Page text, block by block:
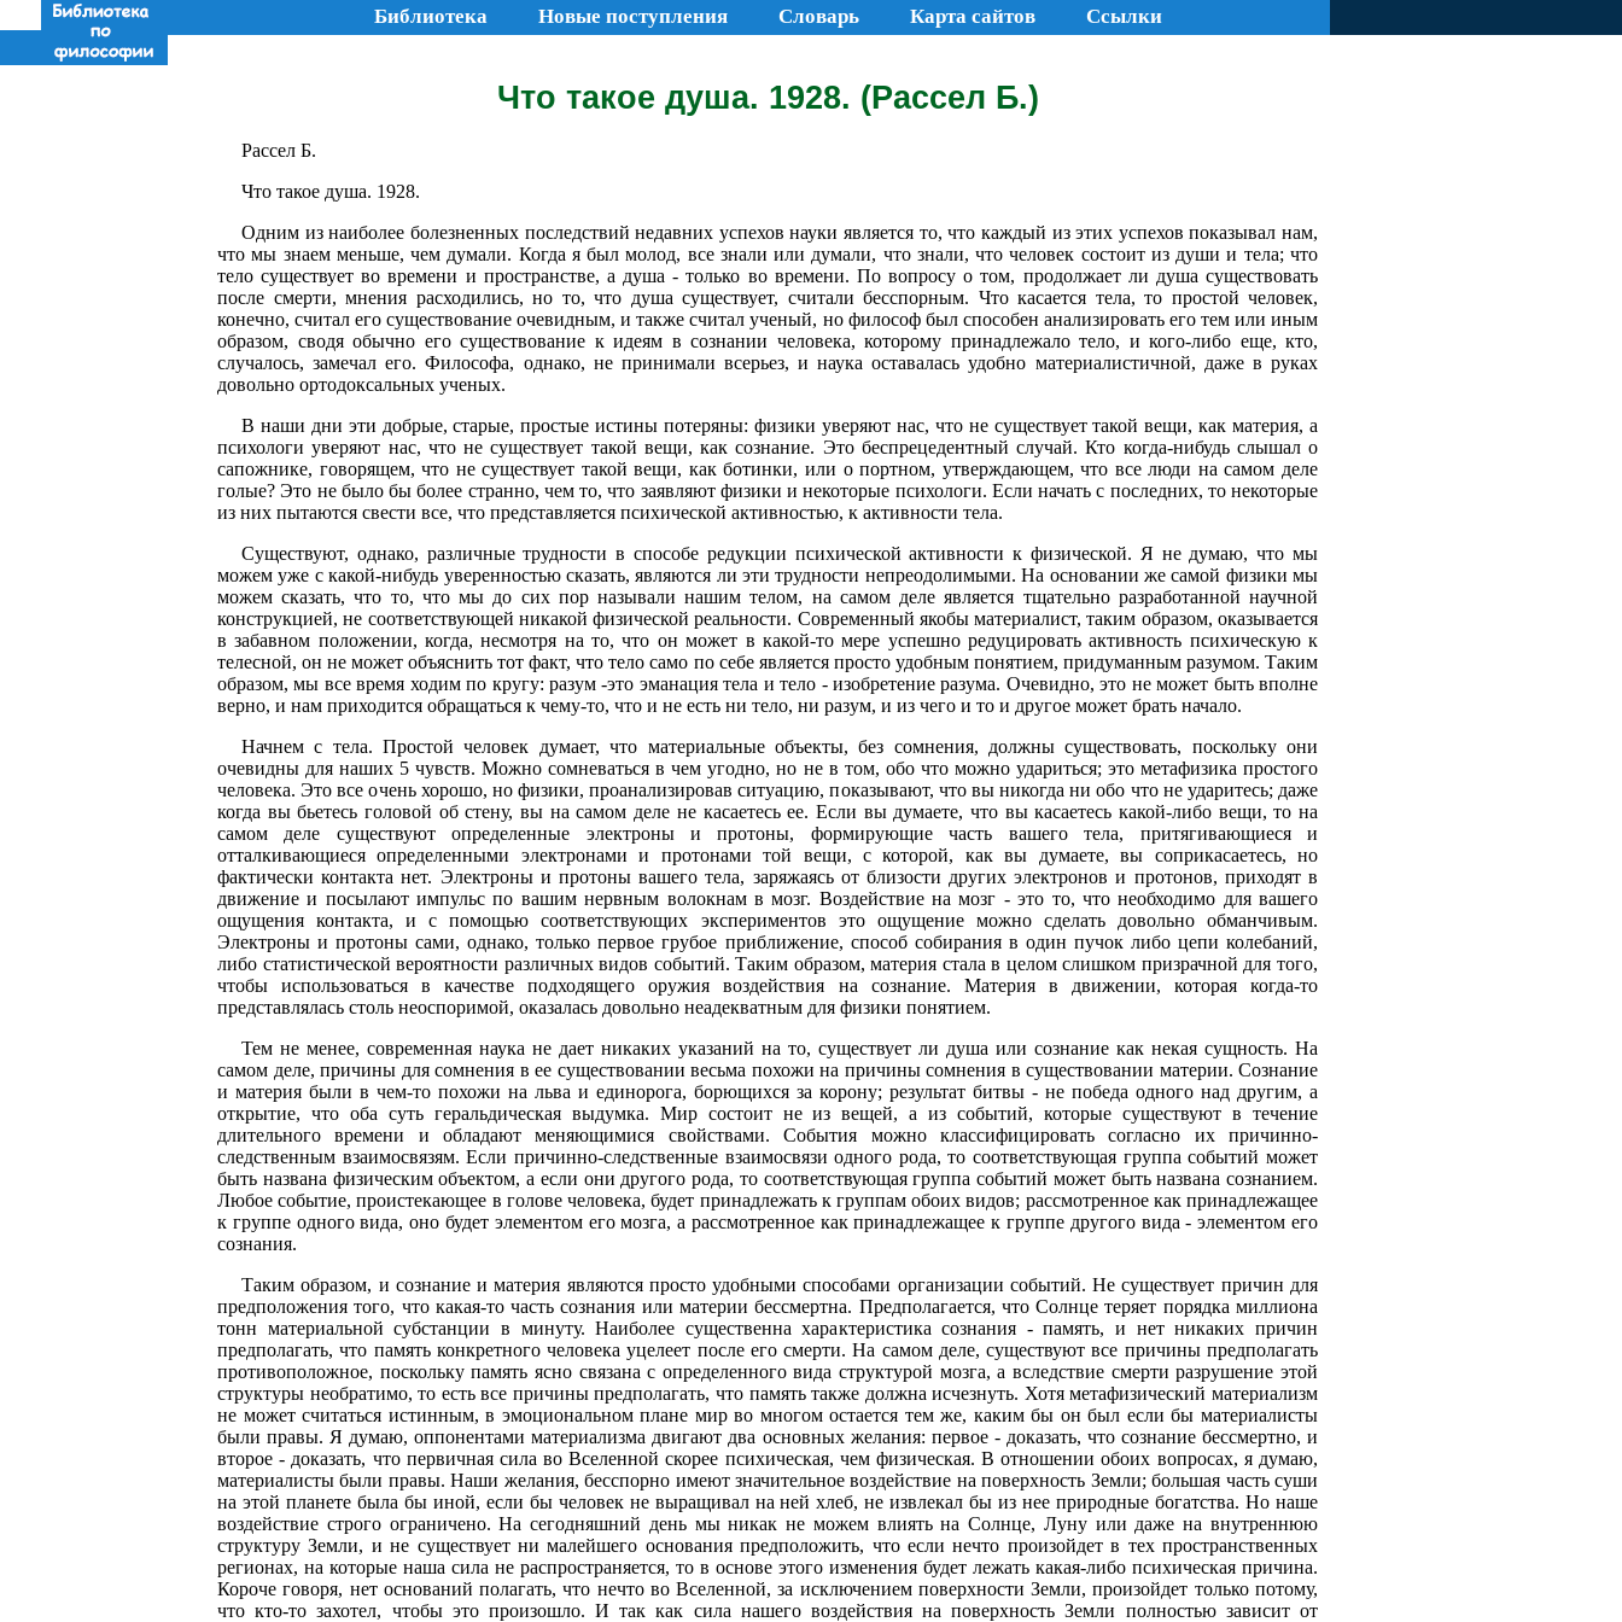
Библиотека Новые поступления Словарь Карта сайтов Ссылки
Что такое душа. 1928. (Рассел Б.)
Рассел Б.
Что такое душа. 1928.
Одним из наиболее болезненных последствий недавних успехов науки является то, что каждый из этих успехов показывал нам,
что мы знаем меньше, чем думали. Когда я был молод, все знали или думали, что знали, что человек состоит из души и тела; что
тело существует во времени и пространстве, а душа - только во времени. По вопросу о том, продолжает ли душа существовать
после смерти, мнения расходились, но то, что душа существует, считали бесспорным. Что касается тела, то простой человек,
конечно, считал его существование очевидным, и также считал ученый, но философ был способен анализировать его тем или иным
образом, сводя обычно его существование к идеям в сознании человека, которому принадлежало тело, и кого-либо еще, кто,
случалось, замечал его. Философа, однако, не принимали всерьез, и наука оставалась удобно материалистичной, даже в руках
довольно ортодоксальных ученых.
В наши дни эти добрые, старые, простые истины потеряны: физики уверяют нас, что не существует такой вещи, как материя, а
психологи уверяют нас, что не существует такой вещи, как сознание. Это беспрецедентный случай. Кто когда-нибудь слышал о
сапожнике, говорящем, что не существует такой вещи, как ботинки, или о портном, утверждающем, что все люди на самом деле
голые? Это не было бы более странно, чем то, что заявляют физики и некоторые психологи. Если начать с последних, то некоторые
из них пытаются свести все, что представляется психической активностью, к активности тела.
Существуют, однако, различные трудности в способе редукции психической активности к физической. Я не думаю, что мы
можем уже с какой-нибудь уверенностью сказать, являются ли эти трудности непреодолимыми. На основании же самой физики мы
можем сказать, что то, что мы до сих пор называли нашим телом, на самом деле является тщательно разработанной научной
конструкцией, не соответствующей никакой физической реальности. Современный якобы материалист, таким образом, оказывается
в забавном положении, когда, несмотря на то, что он может в какой-то мере успешно редуцировать активность психическую к
телесной, он не может объяснить тот факт, что тело само по себе является просто удобным понятием, придуманным разумом. Таким
образом, мы все время ходим по кругу: разум -это эманация тела и тело - изобретение разума. Очевидно, это не может быть вполне
верно, и нам приходится обращаться к чему-то, что и не есть ни тело, ни разум, и из чего и то и другое может брать начало.
Начнем с тела. Простой человек думает, что материальные объекты, без сомнения, должны существовать, поскольку они
очевидны для наших 5 чувств. Можно сомневаться в чем угодно, но не в том, обо что можно удариться; это метафизика простого
человека. Это все очень хорошо, но физики, проанализировав ситуацию, показывают, что вы никогда ни обо что не ударитесь; даже
когда вы бьетесь головой об стену, вы на самом деле не касаетесь ее. Если вы думаете, что вы касаетесь какой-либо вещи, то на
самом деле существуют определенные электроны и протоны, формирующие часть вашего тела, притягивающиеся и
отталкивающиеся определенными электронами и протонами той вещи, с которой, как вы думаете, вы соприкасаетесь, но
фактически контакта нет. Электроны и протоны вашего тела, заряжаясь от близости других электронов и протонов, приходят в
движение и посылают импульс по вашим нервным волокнам в мозг. Воздействие на мозг - это то, что необходимо для вашего
ощущения контакта, и с помощью соответствующих экспериментов это ощущение можно сделать довольно обманчивым.
Электроны и протоны сами, однако, только первое грубое приближение, способ собирания в один пучок либо цепи колебаний,
либо статистической вероятности различных видов событий. Таким образом, материя стала в целом слишком призрачной для того,
чтобы использоваться в качестве подходящего оружия воздействия на сознание. Материя в движении, которая когда-то
представлялась столь неоспоримой, оказалась довольно неадекватным для физики понятием.
Тем не менее, современная наука не дает никаких указаний на то, существует ли душа или сознание как некая сущность. На
самом деле, причины для сомнения в ее существовании весьма похожи на причины сомнения в существовании материи. Сознание
и материя были в чем-то похожи на льва и единорога, борющихся за корону; результат битвы - не победа одного над другим, а
открытие, что оба суть геральдическая выдумка. Мир состоит не из вещей, а из событий, которые существуют в течение
длительного времени и обладают меняющимися свойствами. События можно классифицировать согласно их причинно-
следственным взаимосвязям. Если причинно-следственные взаимосвязи одного рода, то соответствующая группа событий может
быть названа физическим объектом, а если они другого рода, то соответствующая группа событий может быть названа сознанием.
Любое событие, проистекающее в голове человека, будет принадлежать к группам обоих видов; рассмотренное как принадлежащее
к группе одного вида, оно будет элементом его мозга, а рассмотренное как принадлежащее к группе другого вида - элементом его
сознания.
Таким образом, и сознание и материя являются просто удобными способами организации событий. Не существует причин для
предположения того, что какая-то часть сознания или материи бессмертна. Предполагается, что Солнце теряет порядка миллиона
тонн материальной субстанции в минуту. Наиболее существенна характеристика сознания - память, и нет никаких причин
предполагать, что память конкретного человека уцелеет после его смерти. На самом деле, существуют все причины предполагать
противоположное, поскольку память ясно связана с определенного вида структурой мозга, а вследствие смерти разрушение этой
структуры необратимо, то есть все причины предполагать, что память также должна исчезнуть. Хотя метафизический материализм
не может считаться истинным, в эмоциональном плане мир во многом остается тем же, каким бы он был если бы материалисты
были правы. Я думаю, оппонентами материализма двигают два основных желания: первое - доказать, что сознание бессмертно, и
второе - доказать, что первичная сила во Вселенной скорее психическая, чем физическая. В отношении обоих вопросах, я думаю,
материалисты были правы. Наши желания, бесспорно имеют значительное воздействие на поверхность Земли; большая часть суши
на этой планете была бы иной, если бы человек не выращивал на ней хлеб, не извлекал бы из нее природные богатства. Но наше
воздействие строго ограничено. На сегодняшний день мы никак не можем влиять на Солнце, Луну или даже на внутреннюю
структуру Земли, и не существует ни малейшего основания предположить, что если нечто произойдет в тех пространственных
регионах, на которые наша сила не распространяется, то в основе этого изменения будет лежать какая-либо психическая причина.
Короче говоря, нет оснований полагать, что нечто во Вселенной, за исключением поверхности Земли, произойдет только потому,
что кто-то захотел, чтобы это произошло. И так как сила нашего воздействия на поверхность Земли полностью зависит от